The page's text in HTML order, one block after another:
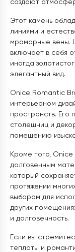
создают
Этот камень
линиями и
мраморные вены.
включает в себя
иногда
элегантный вид.
Onice Romantic
интерьерном
пространств. Его
столешниц и
помещению
Кроме того,
долговечным
который
протяжении
выбором для
других
и долговечность.
Если вы
теплоты и